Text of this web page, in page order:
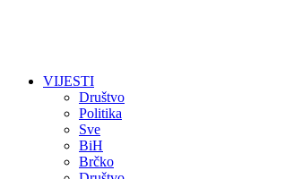
VIJESTI
Društvo
Politika
Sve
BiH
Brčko